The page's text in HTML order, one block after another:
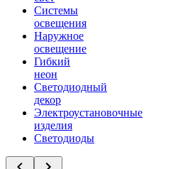
Системы
освещения
Наружное
освещение
Гибкий
неон
Светодиодный
декор
Электроустановочные
изделия
Светодиоды